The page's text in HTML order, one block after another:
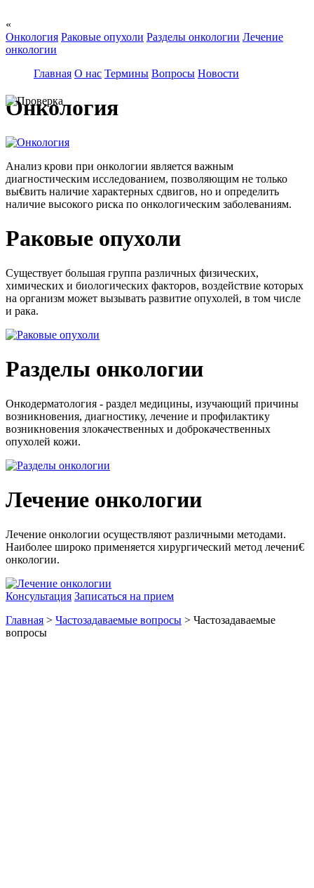
«
Онкология Раковые опухоли Разделы онкологии Лечение
онкологии
Главная О нас Термины Вопросы Новости
Онкология
Анализ крови при онкологии является важным
диагностическим исследованием, позволяющим не только
вы€вить наличие характерных сдвигов, но и определить
наличие высокого риска по онкологическим заболеваниям.
Раковые опухоли
Существует большая группа различных физических,
химических и биологических факторов, воздействие которых
на организм может вызывать развитие опухолей, в том числе
и рака.
Разделы онкологии
Онкодерматология - раздел медицины, изучающий причины
возникновения, диагностику, лечение и профилактику
возникновения злокачественных и доброкачественных
опухолей кожи.
Лечение онкологии
Лечение онкологии осуществляют различными методами.
Наиболее широко применяется хирургический метод лечени€
онкологии.
Консультация Записаться на прием
Главная > Частозадаваемые вопросы > Частозадаваемые
вопросы